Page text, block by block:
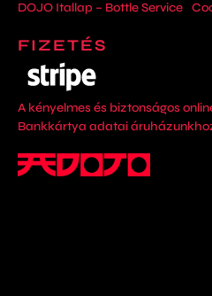
DOJO Itallap – Bottle Service
FIZETÉS
A kényelmes és biztonságos
Bankkártya adatai